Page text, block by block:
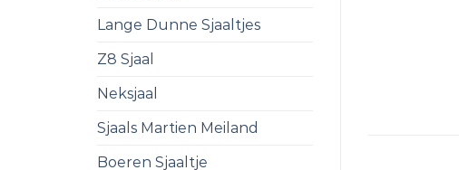
Lange Dunne Sjaaltjes
Z8 Sjaal
Neksjaal
Sjaals Martien Meiland
Boeren Sjaaltje